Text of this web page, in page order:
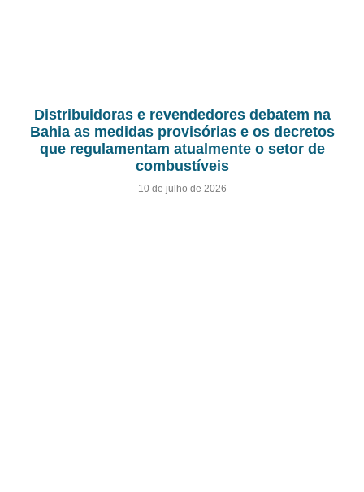
Distribuidoras e revendedores debatem na
Bahia as medidas provisórias e os decretos
que regulamentam atualmente o setor de
combustíveis
10 de julho de 2026